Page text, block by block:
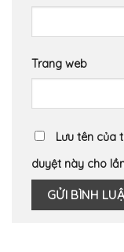
Trang web
Lưu tên của
duyệt này cho